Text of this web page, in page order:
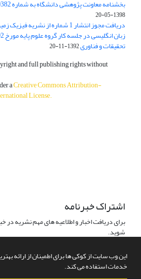
این وب سایت از کوکی ها برای اطمینان از ارائه
خدمات استفاده می کند.
بخشنامه معاونت پژوهشی دانشگاه به شماره 140/130382 مورخ 98/5/20
1398-05-20
دریافت مجوز انتشار 1 شماره از
تحقیقات و فناوری1392-11-20
and full publishing rights without
aCreative Commons Attribution-
License.
اشتراک خبرنامه
برای دریافت اخبار و اطلاعیه های مهم نشریه
شوید.